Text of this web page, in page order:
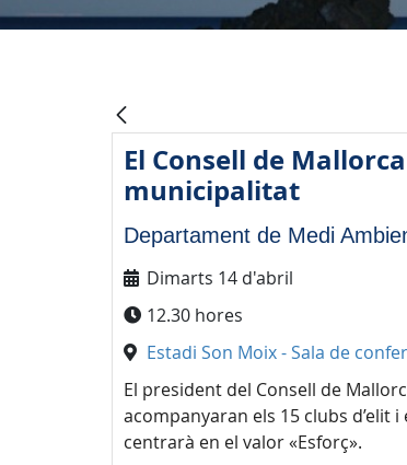
El Consell de
municipalitat
Departament de Medi
Dimarts 14 d'abril
12.30 hores
Estadi Son Moix - Sala de
El president del Consell de
acompanyaran els 15 clubs d’elit
centrarà en el valor «Esforç».